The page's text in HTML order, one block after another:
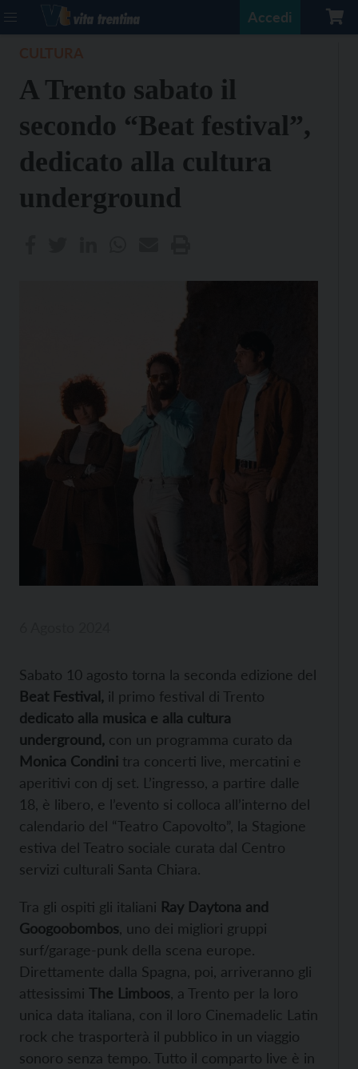
Accedi
A Trento sabato il
secondo “Beat festival”,
dedicato alla cultura
underground
Sabato 10 agosto torna la seconda edizione del
Beat Festival, il primo festival di Trento
dedicato alla musica e alla cultura
underground, con un programma curato da
Monica Condini tra concerti live, mercatini e
aperitivi con dj set. L’ingresso, a partire dalle
18, è libero, e l’evento si colloca all’interno del
calendario del “Teatro Capovolto”, la Stagione
estiva del Teatro sociale curata dal Centro
servizi culturali Santa Chiara.
Tra gli ospiti gli italiani Ray Daytona and
Googoobombos , uno dei migliori gruppi
surf/garage-punk della scena europe.
Direttamente dalla Spagna, poi, arriveranno gli
attesissimi The Limboos , a Trento per la loro
unica data italiana, con il loro Cinemadelic Latin
rock che trasporterà il pubblico in un viaggio
sonoro senza tempo. Tutto il comparto live è in